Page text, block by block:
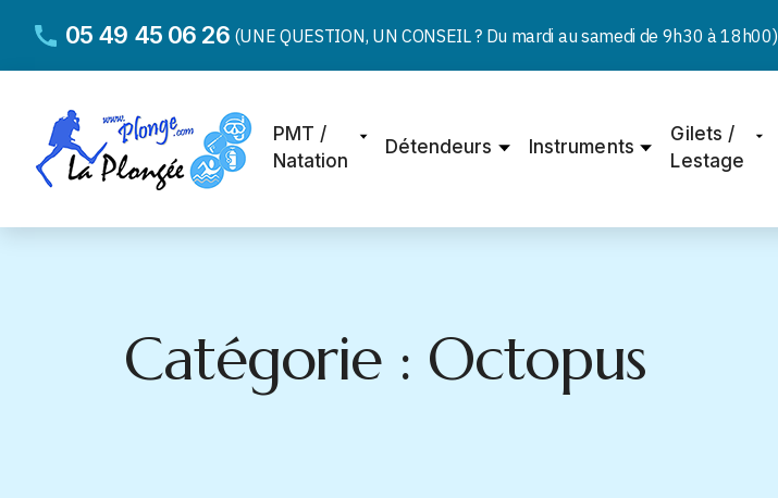
05 49 45 06 26 (UNE QUESTION, UN CONSEIL ? Du mardi au samedi de 9h30 à 18h00)
PMT /
Natation
Détendeurs Instruments
Gilets /
Lestage
Catégorie : Octopus